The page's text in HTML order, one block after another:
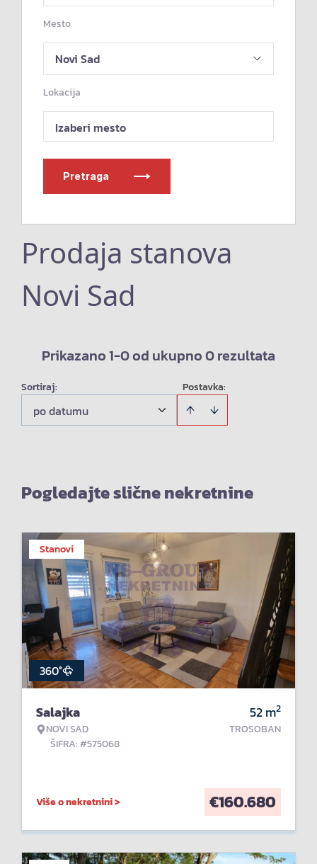
Mesto
Lokacija
Izaberi mesto
Pretraga
Prodaja stanova
Novi Sad
Prikazano 1-0 od ukupno 0 rezultata
Postavka:
Sortiraj:
po datumu
Pogledajte slične nekretnine
Stanovi
360°
Salajka
NOVI SAD
ŠIFRA: #575068
52m2
TROSOBAN
Više o nekretnini > €160.680